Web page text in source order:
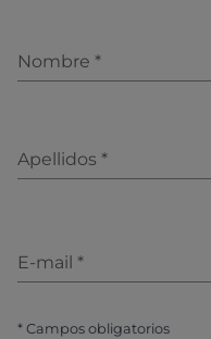
Nombre *
Apellidos *
E-mail *
* Campos obligatorios